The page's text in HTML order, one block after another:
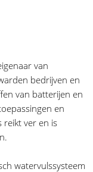
van
bedrijven en
van batterijen en
en
reikt ver en is
watervulssysteem